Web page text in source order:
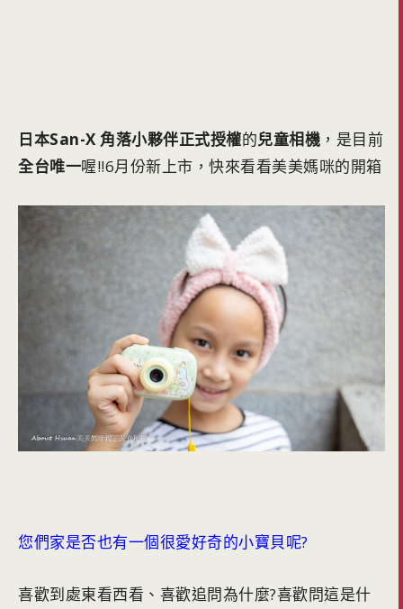
日本San-X 角落小夥伴正式授權的兒童相機 ，是目前
全台唯一喔!!6月份新上市，快來看看美美媽咪的開箱
您們家是否也有一個很愛好奇的小寶貝呢?
喜歡到處東看西看、喜歡追問為什麼?喜歡問這是什